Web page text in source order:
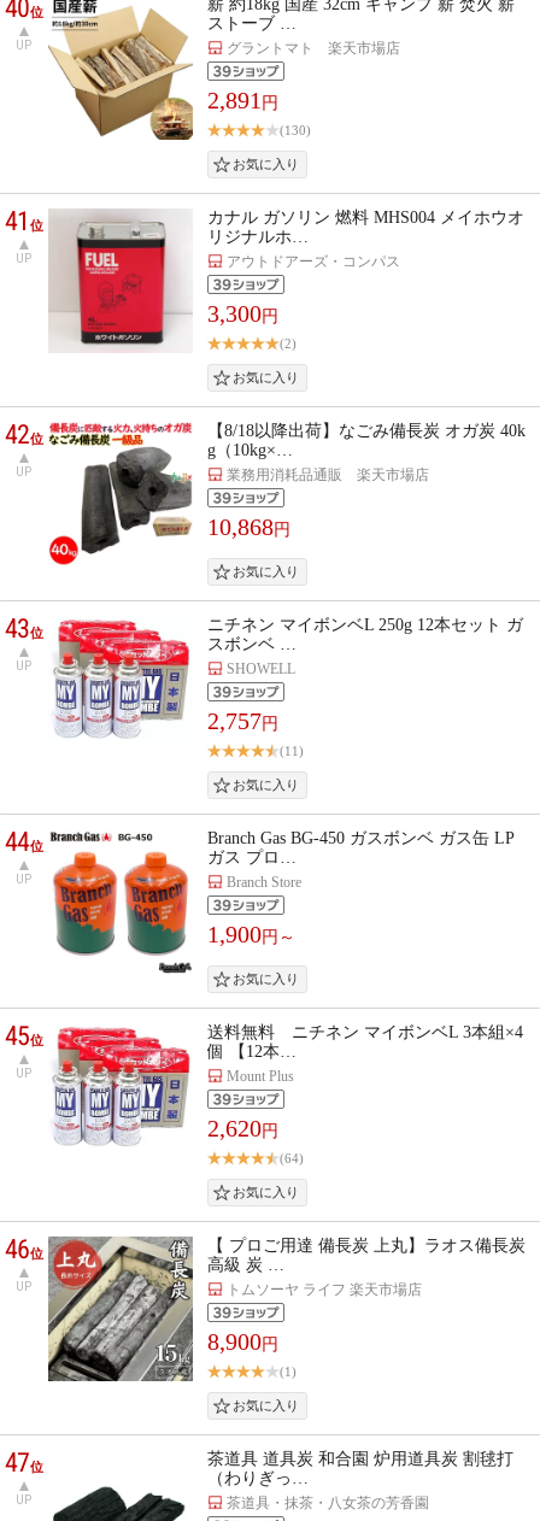
40位
UP
薪 約18kg 国産 32cm キャンプ 薪 焚火 薪
ストーブ …
グラントマト 楽天市場店
2,891 円
(130)
41位
UP
カナル ガソリン 燃料 MHS004 メイホウオ
リジナルホ…
アウトドアーズ・コンパス
3,300円
(2)
42位
UP
【8/18以降出荷】なごみ備長炭 オガ炭 40k
g（10kg×…
業務用消耗品通販 楽天市場店
10,868円
43位
UP
ニチネン マイボンベL 250g 12本セット ガ
スボンベ …
SHOWELL
2,757円
(11)
44位
UP
Branch Gas BG-450 ガスボンベ ガス缶 LP
ガス プロ…
Branch Store
1,900円～
45位
UP
送料無料 ニチネン マイボンベL 3本組×4
個 【12本…
Mount Plus
2,620円
(64)
46位
UP
【 プロご用達 備長炭 上丸】ラオス備長炭
高級 炭 …
トムソーヤ ライフ 楽天市場店
8,900円
(1)
47位
UP
茶道具 道具炭 和合園 炉用道具炭 割毬打
（わりぎっ…
茶道具・抹茶・八女茶の芳香園